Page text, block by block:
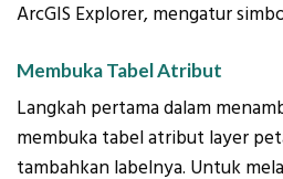
ArcGIS Explorer, mengatur
Membuka Tabel Atribut
Langkah pertama dalam
membuka tabel atribut layer
tambahkan labelnya. Untuk